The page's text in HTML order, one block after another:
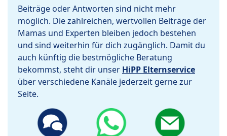
Beiträge oder Antworten sind nicht mehr
möglich. Die zahlreichen, wertvollen Beiträge der
Mamas und Experten bleiben jedoch bestehen
und sind weiterhin für dich zugänglich. Damit du
auch künftig die bestmögliche Beratung
bekommst, steht dir unser HiPP Elternservice
über verschiedene Kanäle jederzeit gerne zur
Seite.